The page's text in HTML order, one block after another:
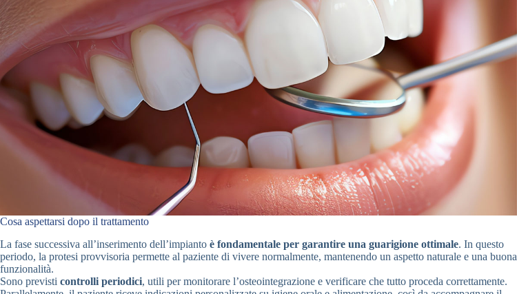
Cosa aspettarsi dopo il trattamento
La fase successiva all’inserimento dell’impianto è fondamentale per garantire una guarigione ottimale. In questo
periodo, la protesi provvisoria permette al paziente di vivere normalmente, mantenendo un aspetto naturale e una buona
funzionalità.
Sono previsti controlli periodici, utili per monitorare l’osteointegrazione e verificare che tutto proceda correttamente.